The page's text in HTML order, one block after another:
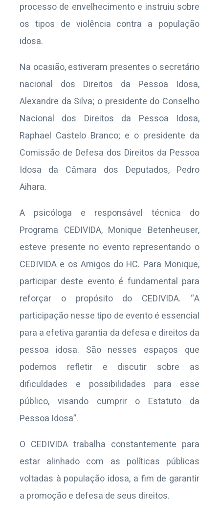
processo de envelhecimento e instruiu sobre
os tipos de violência contra a população
idosa.
Na ocasião, estiveram presentes o secretário
nacional dos Direitos da Pessoa Idosa,
Alexandre da Silva; o presidente do Conselho
Nacional dos Direitos da Pessoa Idosa,
Raphael Castelo Branco; e o presidente da
Comissão de Defesa dos Direitos da Pessoa
Idosa da Câmara dos Deputados, Pedro
Aihara.
A psicóloga e responsável técnica do
Programa CEDIVIDA, Monique Betenheuser,
esteve presente no evento representando o
CEDIVIDA e os Amigos do HC. Para Monique,
participar deste evento é fundamental para
reforçar o propósito do CEDIVIDA. “A
participação nesse tipo de evento é essencial
para a efetiva garantia da defesa e direitos da
pessoa idosa. São nesses espaços que
podemos refletir e discutir sobre as
dificuldades e possibilidades para esse
público, visando cumprir o Estatuto da
Pessoa Idosa”.
O CEDIVIDA trabalha constantemente para
estar alinhado com as políticas públicas
voltadas à população idosa, a fim de garantir
a promoção e defesa de seus direitos.